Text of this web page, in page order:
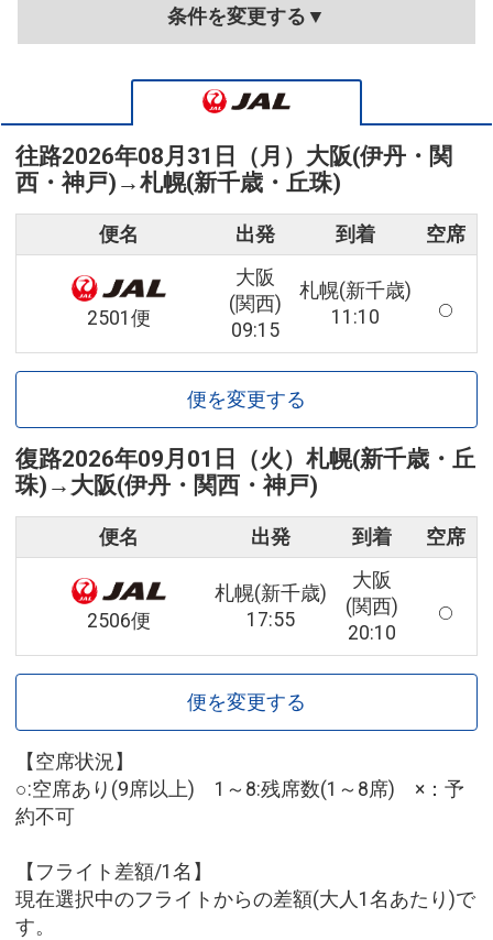
条件を変更する▼
往路2026年08月31日（月） 大阪(伊丹・関
西・神戸) →札幌(新千歳・丘珠)
便名 出発 到着 空席
2501便
大阪
(関西)
09:15
札幌(新千歳)
11:10
便を変更する
復路2026年09月01日（火） 札幌(新千歳・丘
珠) → 大阪(伊丹・関西・神戸)
便名 出発 到着 空席
2506便
札幌(新千歳)
17:55
大阪
(関西)
20:10
便を変更する
【空席状況】
○:空席あり(9席以上) 1～8:残席数(1～8席) ×：予
約不可
【フライト差額/1名】
現在選択中のフライトからの差額(大人1名あたり)で
す。